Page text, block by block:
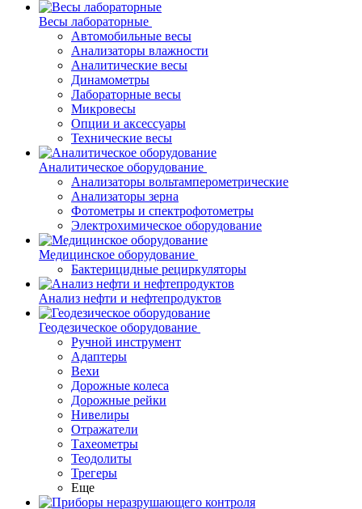
Весы лабораторные
Автомобильные весы
Анализаторы влажности
Аналитические весы
Динамометры
Лабораторные весы
Микровесы
Опции и аксессуары
Технические весы
Аналитическое оборудование
Анализаторы вольтамперометрические
Анализаторы зерна
Фотометры и спектрофотометры
Электрохимическое оборудование
Медицинское оборудование
Бактерицидные рециркуляторы
Анализ нефти и нефтепродуктов
Геодезическое оборудование
Ручной инструмент
Адаптеры
Вехи
Дорожные колеса
Дорожные рейки
Нивелиры
Отражатели
Тахеометры
Теодолиты
Трегеры
Еще